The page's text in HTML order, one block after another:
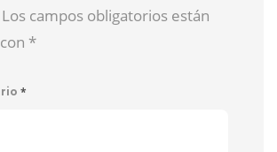
campos obligatorios están
*
*